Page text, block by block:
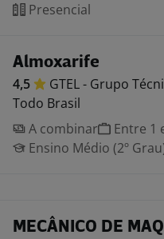
Presencial
Almoxarife
4,5 GTEL - Grupo
Todo Brasil
A combinar
Entre 1
Ensino Médio (2º
MECÂNICO DE